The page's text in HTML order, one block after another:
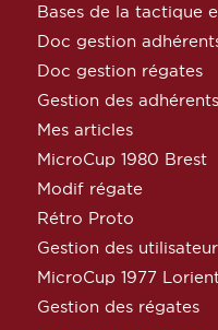
Bases de la tactique
Doc gestion
Doc gestion régates
Gestion des adhérents
Mes articles
MicroCup 1980 Brest
Modif régate
Rétro Proto
Gestion des
MicroCup 1977
Gestion des régates